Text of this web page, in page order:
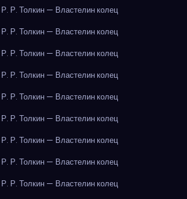
Р. Толкин — Властелин колец
Р. Толкин — Властелин колец
Р. Толкин — Властелин колец
Р. Толкин — Властелин колец
Р. Толкин — Властелин колец
Р. Толкин — Властелин колец
Р. Толкин — Властелин колец
Р. Толкин — Властелин колец
Р. Толкин — Властелин колец